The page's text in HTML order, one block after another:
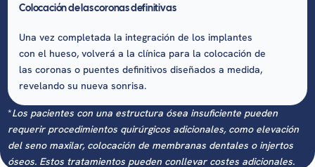
Colocación de las coronas definitivas
Una vez completada la integración de los implantes
con el hueso, volverá a la clínica para la colocación de
las coronas o puentes definitivos diseñados a medida,
revelando su nueva sonrisa.
*Los pacientes con una estructura ósea insuficiente pueden
requerir procedimientos quirúrgicos adicionales, como elevación
del seno maxilar, colocación de membranas dentales o injertos
óseos. Estos tratamientos pueden conllevar costes adicionales.